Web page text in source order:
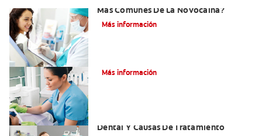
Más Comunes De La Novocaína?
Más información
Más información
Dental Y Causas De Tratamiento